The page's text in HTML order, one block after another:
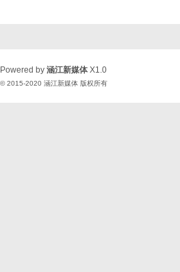
Powered by 涵江新媒体 X1.0
© 2015-2020 涵江新媒体 版权所有